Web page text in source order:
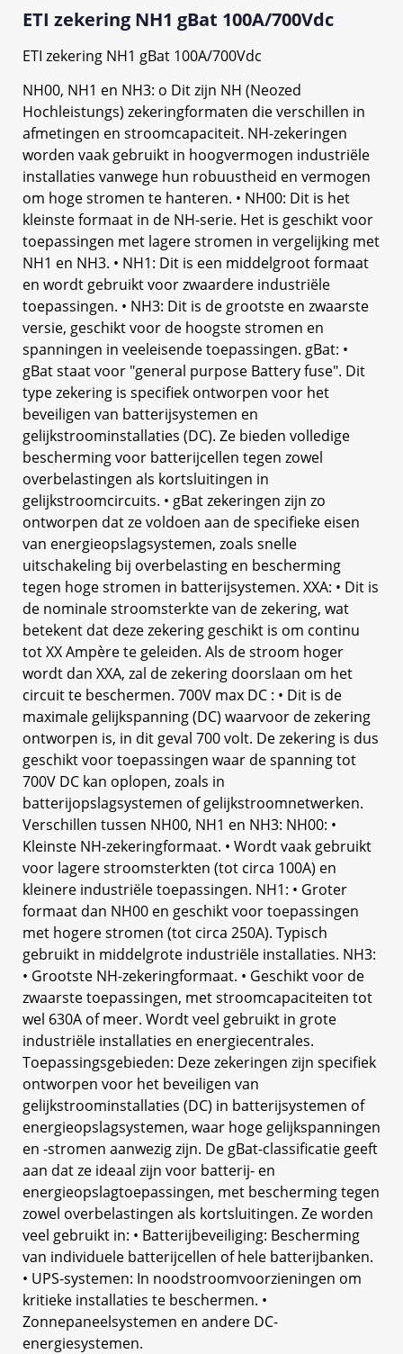
ETI zekering NH1 gBat 100A/700Vdc
ETI zekering NH1 gBat 100A/700Vdc
NH00, NH1 en NH3: o Dit zijn NH (Neozed
Hochleistungs) zekeringformaten die verschillen in
afmetingen en stroomcapaciteit. NH-zekeringen
worden vaak gebruikt in hoogvermogen industriële
installaties vanwege hun robuustheid en vermogen
om hoge stromen te hanteren. • NH00: Dit is het
kleinste formaat in de NH-serie. Het is geschikt voor
toepassingen met lagere stromen in vergelijking met
NH1 en NH3. • NH1: Dit is een middelgroot formaat
en wordt gebruikt voor zwaardere industriële
toepassingen. • NH3: Dit is de grootste en zwaarste
versie, geschikt voor de hoogste stromen en
spanningen in veeleisende toepassingen. gBat: •
gBat staat voor "general purpose Battery fuse". Dit
type zekering is specifiek ontworpen voor het
beveiligen van batterijsystemen en
gelijkstroominstallaties (DC). Ze bieden volledige
bescherming voor batterijcellen tegen zowel
overbelastingen als kortsluitingen in
gelijkstroomcircuits. • gBat zekeringen zijn zo
ontworpen dat ze voldoen aan de specifieke eisen
van energieopslagsystemen, zoals snelle
uitschakeling bij overbelasting en bescherming
tegen hoge stromen in batterijsystemen. XXA: • Dit is
de nominale stroomsterkte van de zekering, wat
betekent dat deze zekering geschikt is om continu
tot XX Ampère te geleiden. Als de stroom hoger
wordt dan XXA, zal de zekering doorslaan om het
circuit te beschermen. 700V max DC : • Dit is de
maximale gelijkspanning (DC) waarvoor de zekering
ontworpen is, in dit geval 700 volt. De zekering is dus
geschikt voor toepassingen waar de spanning tot
700V DC kan oplopen, zoals in
batterijopslagsystemen of gelijkstroomnetwerken.
Verschillen tussen NH00, NH1 en NH3: NH00: •
Kleinste NH-zekeringformaat. • Wordt vaak gebruikt
voor lagere stroomsterkten (tot circa 100A) en
kleinere industriële toepassingen. NH1: • Groter
formaat dan NH00 en geschikt voor toepassingen
met hogere stromen (tot circa 250A). Typisch
gebruikt in middelgrote industriële installaties. NH3:
• Grootste NH-zekeringformaat. • Geschikt voor de
zwaarste toepassingen, met stroomcapaciteiten tot
wel 630A of meer. Wordt veel gebruikt in grote
industriële installaties en energiecentrales.
Toepassingsgebieden: Deze zekeringen zijn specifiek
ontworpen voor het beveiligen van
gelijkstroominstallaties (DC) in batterijsystemen of
energieopslagsystemen, waar hoge gelijkspanningen
en -stromen aanwezig zijn. De gBat-classificatie geeft
aan dat ze ideaal zijn voor batterij- en
energieopslagtoepassingen, met bescherming tegen
zowel overbelastingen als kortsluitingen. Ze worden
veel gebruikt in: • Batterijbeveiliging: Bescherming
van individuele batterijcellen of hele batterijbanken.
• UPS-systemen: In noodstroomvoorzieningen om
kritieke installaties te beschermen. •
Zonnepaneelsystemen en andere DC-
energiesystemen.